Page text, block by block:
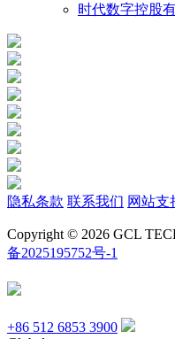
时代数字控股
隐私条款 联系我们 网站支
Copyright © 2026 GCL
备2025195752号-1
+86 512 6853 3900